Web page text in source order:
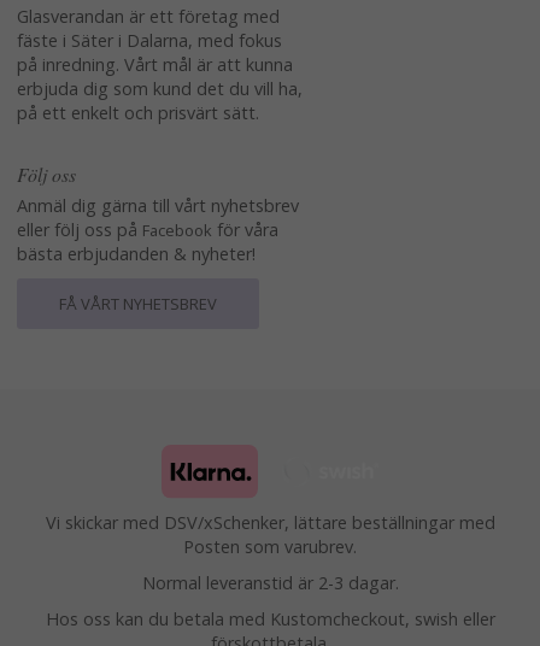
Glasverandan är ett företag med
fäste i Säter i Dalarna, med fokus
på inredning. Vårt mål är att kunna
erbjuda dig som kund det du vill ha,
på ett enkelt och prisvärt sätt.
Följ oss
Anmäl dig gärna till vårt nyhetsbrev
eller följ oss på Facebook för våra
bästa erbjudanden & nyheter!
FÅ VÅRT NYHETSBREV
Vi skickar med DSV/xSchenker, lättare beställningar med
Posten som varubrev.
Normal leveranstid är 2-3 dagar.
Hos oss kan du betala med Kustomcheckout, swish eller